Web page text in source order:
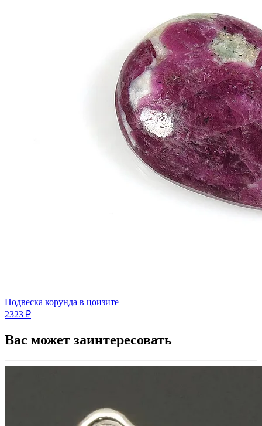
Подвеска корунда в цоизите
2323 ₽
Вас может заинтересовать